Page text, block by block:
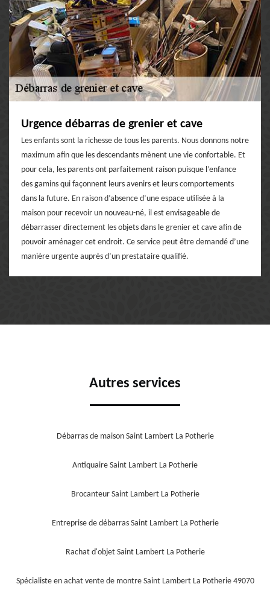
Urgence débarras de grenier et cave
Les enfants sont la richesse de tous les parents. Nous donnons notre
maximum afin que les descendants mènent une vie confortable. Et
pour cela, les parents ont parfaitement raison puisque l’enfance
des gamins qui façonnent leurs avenirs et leurs comportements
dans la future. En raison d’absence d’une espace utilisée à la
maison pour recevoir un nouveau-né, il est envisageable de
débarrasser directement les objets dans le grenier et cave afin de
pouvoir aménager cet endroit. Ce service peut être demandé d’une
manière urgente auprès d’un prestataire qualifié.
Autres services
Débarras de maison Saint Lambert La Potherie
Antiquaire Saint Lambert La Potherie
Brocanteur Saint Lambert La Potherie
Entreprise de débarras Saint Lambert La Potherie
Rachat d'objet Saint Lambert La Potherie
Spécialiste en achat vente de montre Saint Lambert La Potherie 49070